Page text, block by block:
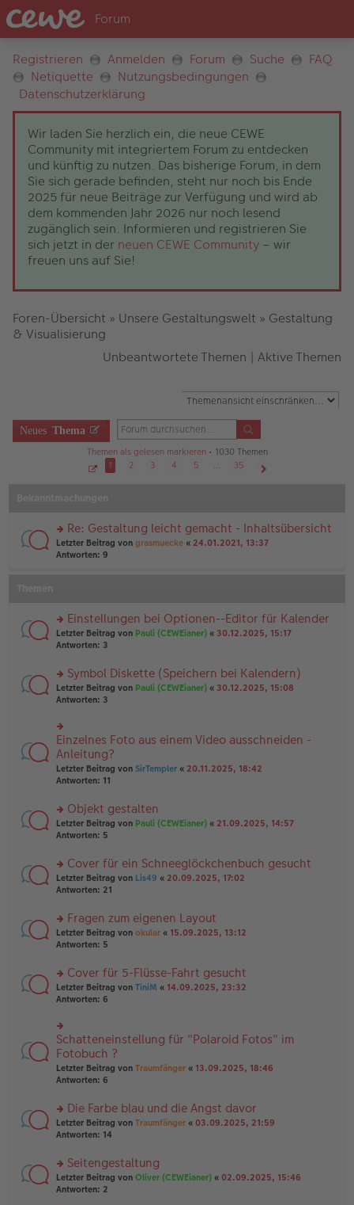
Registrieren Anmelden Forum Suche
FAQ
Netiquette
Nutzungsbedingungen
Datenschutzerklärung
Wir laden Sie herzlich ein, die neue CEWE
Community mit integriertem Forum zu entdecken
und künftig zu nutzen. Das bisherige Forum, in dem
Sie sich gerade befinden, steht nur noch bis Ende
2025 für neue Beiträge zur Verfügung und wird ab
dem kommenden Jahr 2026 nur noch lesend
zugänglich sein. Informieren und registrieren Sie
sich jetzt in der neuen CEWE Community – wir
freuen uns auf Sie!
Foren-Übersicht » Unsere Gestaltungswelt » Gestaltung
& Visualisierung
Unbeantwortete Themen | Aktive Themen
Neues Thema
Themen als gelesen markieren• 1030 Themen
1
v
o
n
3
1 2 3 4 5 …
35
rs
te
es
e
n
B
ei
tr
Re: Gestaltung leicht gemacht - Inhaltsübersicht
Letzter Beitrag von grasmuecke « 24.01.2021, 13:37
Antworten: 9
rs
te
n
g
el
e
n
er
B
ei
tr
g
Einstellungen bei Optionen--Editor für Kalender
Letzter Beitrag von Pauli (CEWEianer) « 30.12.2025, 15:17
Antworten: 3
rs
te
u
n
g
el
es
e
er
B
ei
tr
g
Symbol Diskette (Speichern bei Kalendern)
Letzter Beitrag von Pauli (CEWEianer) « 30.12.2025, 15:08
Antworten: 3
rs
te
r
u
n
el
es
e
B
ei
tr
g
Einzelnes Foto aus einem Video ausschneiden -
Anleitung?
Letzter Beitrag von SirTempler « 20.11.2025, 18:42
Antworten: 11
rs
te
n
g
el
e
n
er
tr
a
g
Objekt gestalten
Letzter Beitrag von Pauli (CEWEianer) « 21.09.2025, 14:57
Antworten: 5
rs
te
n
g
el
e
n
er
tr
a
g
Cover für ein Schneeglöckchenbuch gesucht
Letzter Beitrag von Lis49 « 20.09.2025, 17:02
Antworten: 21
rs
te
n
g
el
e
n
er
B
ei
tr
g
Fragen zum eigenen Layout
Letzter Beitrag von okular « 15.09.2025, 13:12
Antworten: 5
rs
te
u
n
g
el
es
e
er
B
ei
tr
g
Cover für 5-Flüsse-Fahrt gesucht
Letzter Beitrag von TiniM « 14.09.2025, 23:32
Antworten: 6
rs
te
r
u
n
el
es
e
B
ei
tr
Schatteneinstellung für "Polaroid Fotos" im
Fotobuch ?
Letzter Beitrag von Traumfänger « 13.09.2025, 18:46
Antworten: 6
rs
te
n
g
el
Die Farbe blau und die Angst davor
Letzter Beitrag von Traumfänger « 03.09.2025, 21:59
Antworten: 14
rs
te
Seitengestaltung
Letzter Beitrag von Oliver (CEWEianer) « 02.09.2025, 15:46
Antworten: 2